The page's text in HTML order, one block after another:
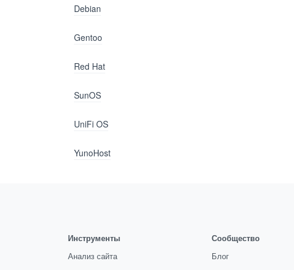
Debian
Gentoo
Red Hat
SunOS
UniFi OS
YunoHost
Инструменты
Анализ сайта
Сообщество
Блог